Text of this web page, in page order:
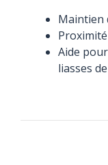
Maintien
Aide
liasses